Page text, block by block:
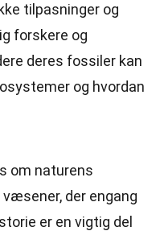
tilpasninger og
forskere og
deres fossiler kan
og hvordan
om naturens
der engang
er en vigtig del